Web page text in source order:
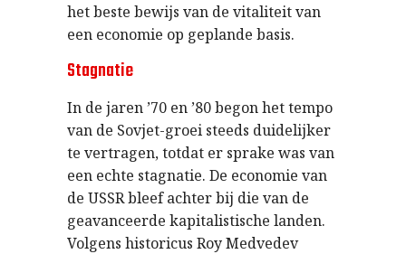
het beste bewijs van de vitaliteit van
een economie op geplande basis.
Stagnatie
In de jaren ’70 en ’80 begon het tempo
van de Sovjet-groei steeds duidelijker
te vertragen, totdat er sprake was van
een echte stagnatie. De economie van
de USSR bleef achter bij die van de
geavanceerde kapitalistische landen.
Volgens historicus Roy Medvedev